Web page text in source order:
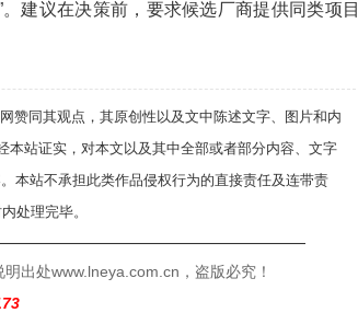
建议在决策前，要求候选厂商提供同类项
赞同其观点，其原创性以及文中陈述文字、图片和内
站证实，对本文以及其中全部或者部分内容、文字
本站不承担此类作品侵权行为的直接责任及连带责
处理完毕。
出处www.lneya.com.cn，盗版必究！